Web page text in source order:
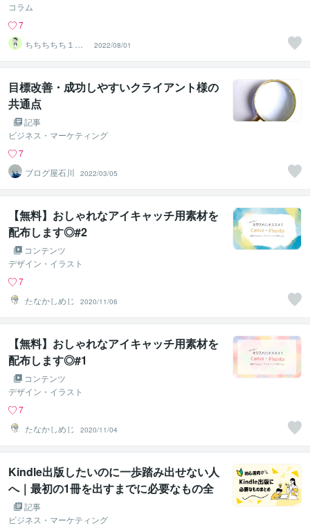
コラム
7
ちちちちち１１
１１１１
2022/08/01
目標改善・成功しやすいクライアント様の
共通点
記事
ビジネス・マーケティング
7
ブログ屋石川
2022/03/05
【無料】おしゃれなアイキャッチ用素材を
配布します◎#2
コンテンツ
デザイン・イラスト
7
たなかしめじ
2020/11/06
【無料】おしゃれなアイキャッチ用素材を
配布します◎#1
コンテンツ
デザイン・イラスト
7
たなかしめじ
2020/11/04
Kindle出版したいのに一歩踏み出せない人
へ｜最初の1冊を出すまでに必要なもの全
部まとめ
記事
ビジネス・マーケティング